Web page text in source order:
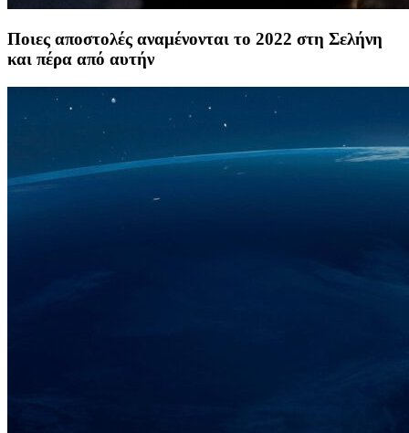
Ποιες αποστολές αναμένονται το 2022 στη Σελήνη
και πέρα από αυτήν